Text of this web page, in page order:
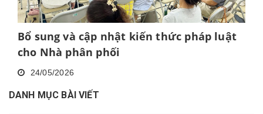
Bổ sung và cập nhật kiến thức pháp luật
cho Nhà phân phối
24/05/2026
DANH MỤC BÀI VIẾT